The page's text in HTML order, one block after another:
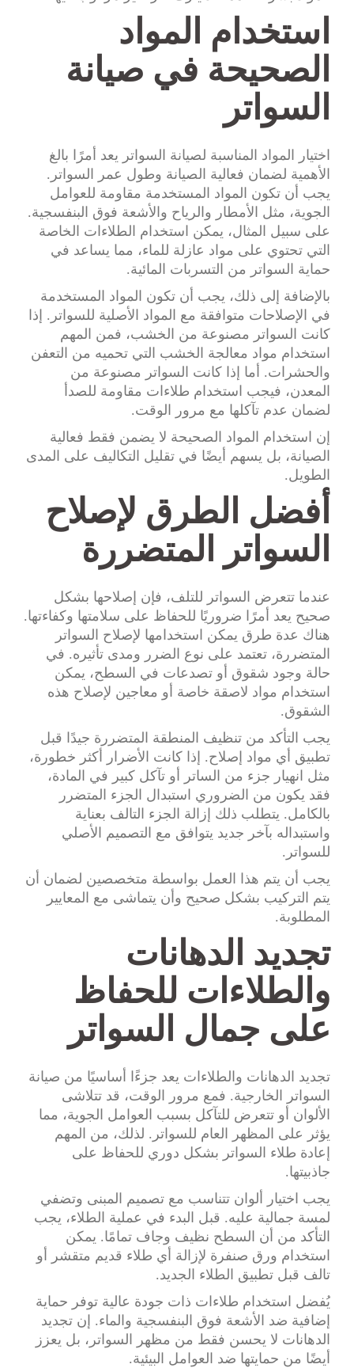
استخدام المواد
الصحيحة في صيانة
السواتر
اختيار المواد المناسبة لصيانة السواتر يعد أمرًا بالغ
الأهمية لضمان فعالية الصيانة وطول عمر السواتر.
يجب أن تكون المواد المستخدمة مقاومة للعوامل
الجوية، مثل الأمطار والرياح والأشعة فوق البنفسجية.
على سبيل المثال، يمكن استخدام الطلاءات الخاصة
التي تحتوي على مواد عازلة للماء، مما يساعد في
حماية السواتر من التسربات المائية.
بالإضافة إلى ذلك، يجب أن تكون المواد المستخدمة
في الإصلاحات متوافقة مع المواد الأصلية للسواتر. إذا
كانت السواتر مصنوعة من الخشب، فمن المهم
استخدام مواد معالجة الخشب التي تحميه من التعفن
والحشرات. أما إذا كانت السواتر مصنوعة من
المعدن، فيجب استخدام طلاءات مقاومة للصدأ
لضمان عدم تآكلها مع مرور الوقت.
إن استخدام المواد الصحيحة لا يضمن فقط فعالية
الصيانة، بل يسهم أيضًا في تقليل التكاليف على المدى
الطويل.
أفضل الطرق لإصلاح
السواتر المتضررة
عندما تتعرض السواتر للتلف، فإن إصلاحها بشكل
صحيح يعد أمرًا ضروريًا للحفاظ على سلامتها وكفاءتها.
هناك عدة طرق يمكن استخدامها لإصلاح السواتر
المتضررة، تعتمد على نوع الضرر ومدى تأثيره. في
حالة وجود شقوق أو تصدعات في السطح، يمكن
استخدام مواد لاصقة خاصة أو معاجين لإصلاح هذه
الشقوق.
يجب التأكد من تنظيف المنطقة المتضررة جيدًا قبل
تطبيق أي مواد إصلاح. إذا كانت الأضرار أكثر خطورة،
مثل انهيار جزء من الساتر أو تآكل كبير في المادة،
فقد يكون من الضروري استبدال الجزء المتضرر
بالكامل. يتطلب ذلك إزالة الجزء التالف بعناية
واستبداله بآخر جديد يتوافق مع التصميم الأصلي
للسواتر.
يجب أن يتم هذا العمل بواسطة متخصصين لضمان أن
يتم التركيب بشكل صحيح وأن يتماشى مع المعايير
المطلوبة.
تجديد الدهانات
والطلاءات للحفاظ
على جمال السواتر
تجديد الدهانات والطلاءات يعد جزءًا أساسيًا من صيانة
السواتر الخارجية. فمع مرور الوقت، قد تتلاشى
الألوان أو تتعرض للتآكل بسبب العوامل الجوية، مما
يؤثر على المظهر العام للسواتر. لذلك، من المهم
إعادة طلاء السواتر بشكل دوري للحفاظ على
جاذبيتها.
يجب اختيار ألوان تتناسب مع تصميم المبنى وتضفي
لمسة جمالية عليه. قبل البدء في عملية الطلاء، يجب
التأكد من أن السطح نظيف وجاف تمامًا. يمكن
استخدام ورق صنفرة لإزالة أي طلاء قديم متقشر أو
تالف قبل تطبيق الطلاء الجديد.
يُفضل استخدام طلاءات ذات جودة عالية توفر حماية
إضافية ضد الأشعة فوق البنفسجية والماء. إن تجديد
الدهانات لا يحسن فقط من مظهر السواتر، بل يعزز
أيضًا من حمايتها ضد العوامل البيئية.